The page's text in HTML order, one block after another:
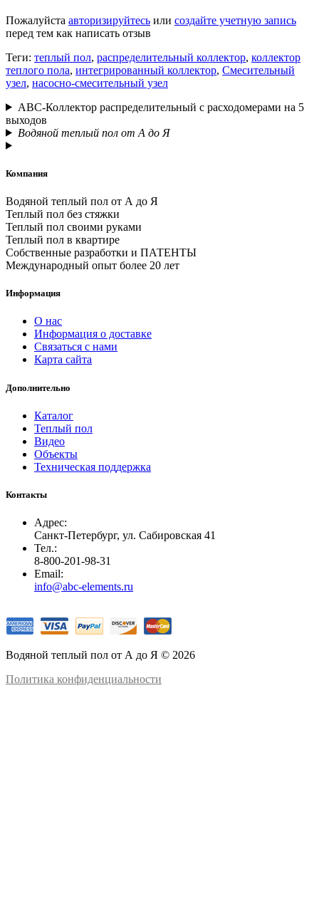
Пожалуйста авторизируйтесь или создайте учетную запись
перед тем как написать отзыв
Теги: теплый пол, распределительный коллектор, коллектор
теплого пола, интегрированный коллектор, Смесительный
узел, насосно-смесительный узел
АВС-Коллектор распределительный с расходомерами на 5
выходов
Водяной теплый пол от А до Я
Компания
Водяной теплый пол от А до Я
Теплый пол без стяжки
Теплый пол своими руками
Теплый пол в квартире
Собственные разработки и ПАТЕНТЫ
Международный опыт более 20 лет
Информация
О нас
Информация о доставке
Связаться с нами
Карта сайта
Дополнительно
Каталог
Теплый пол
Видео
Объекты
Техническая поддержка
Контакты
Адрес:
Санкт-Петербург, ул. Сабировская 41
Тел.:
8-800-201-98-31
Email:
info@abc-elements.ru
Водяной теплый пол от А до Я © 2026
Политика конфиденциальности